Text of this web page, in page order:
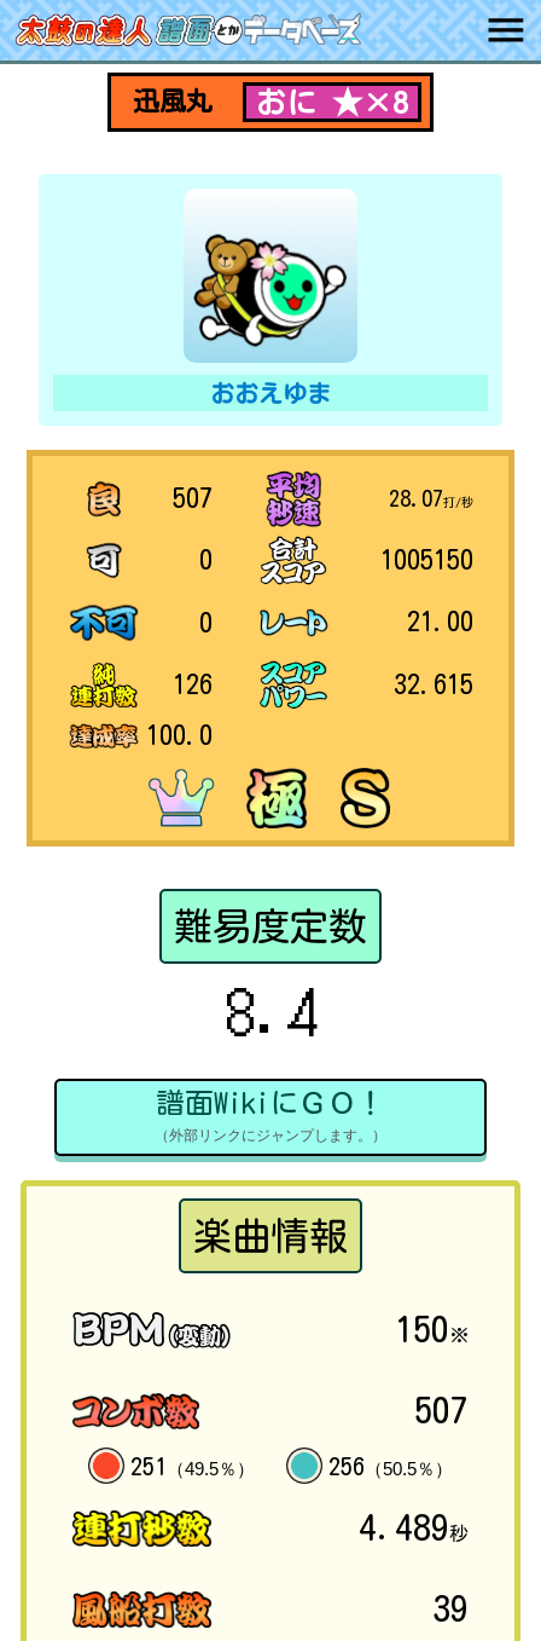
迅風丸 おに ★×8
おおえゆま
507
0
0
126
100.0
28.07打/秒
1005150
21.00
32.615
難易度定数
8.4
譜面WikiにＧＯ！
（外部リンクにジャンプします。）
楽曲情報
150 ※
507
251 （49.5％） 256 （50.5％）
4.489秒
39